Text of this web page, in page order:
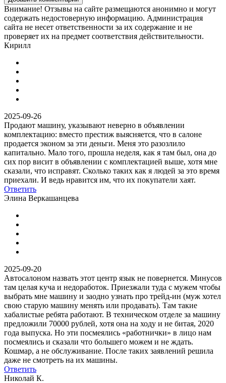
Внимание! Отзывы на сайте размещаются анонимно и могут
содержать недостоверную информацию. Администрация
сайта не несет ответственности за их содержание и не
проверяет их на предмет соответствия действительности.
Кирилл
2025-09-26
Продают машину, указывают неверно в объявлении
комплектацию: вместо престиж выясняется, что в салоне
продается эконом за эти деньги. Меня это разозлило
капитально. Мало того, прошла неделя, как я там был, она до
сих пор висит в объявлении с комплектацией выше, хотя мне
сказали, что исправят. Сколько таких как я людей за это время
приехали. И ведь нравится им, что их покупатели хаят.
Ответить
Элина Веркашанцева
2025-09-20
Автосалоном назвать этот центр язык не повернется. Минусов
там целая куча и недоработок. Приезжали туда с мужем чтобы
выбрать мне машину и заодно узнать про трейд-ин (муж хотел
свою старую машину менять или продавать). Там такие
хабалистые ребята работают. В техническом отделе за машину
предложили 70000 рублей, хотя она на ходу и не битая, 2020
года выпуска. Но эти посмеялись «работнички» в лицо нам
посмеялись и сказали что большего можем и не ждать.
Кошмар, а не обслуживание. После таких заявлений решила
даже не смотреть на их машины.
Ответить
Николай К.